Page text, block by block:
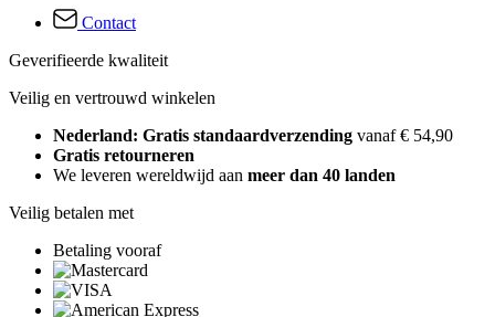
Contact
Geverifieerde kwaliteit
Veilig en vertrouwd winkelen
Nederland: Gratis standaardverzending vanaf € 54,90
Gratis retourneren
We leveren wereldwijd aan meer dan 40 landen
Veilig betalen met
Betaling vooraf